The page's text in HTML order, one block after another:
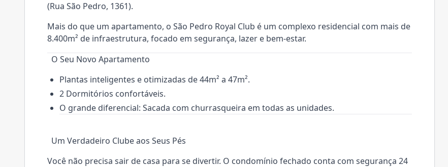
(Rua São Pedro, 1361).
Mais do que um apartamento, o São Pedro Royal Club é um complexo residencial com mais de
8.400m² de infraestrutura, focado em segurança, lazer e bem-estar.
O Seu Novo Apartamento
Plantas inteligentes e otimizadas de 44m² a 47m².
2 Dormitórios confortáveis.
O grande diferencial: Sacada com churrasqueira em todas as unidades.
Um Verdadeiro Clube aos Seus Pés
Você não precisa sair de casa para se divertir. O condomínio fechado conta com segurança 24